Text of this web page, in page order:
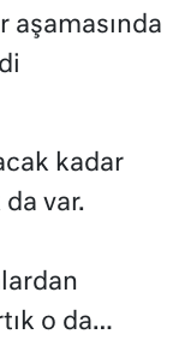
aşamasında
kadar
var.
o da…